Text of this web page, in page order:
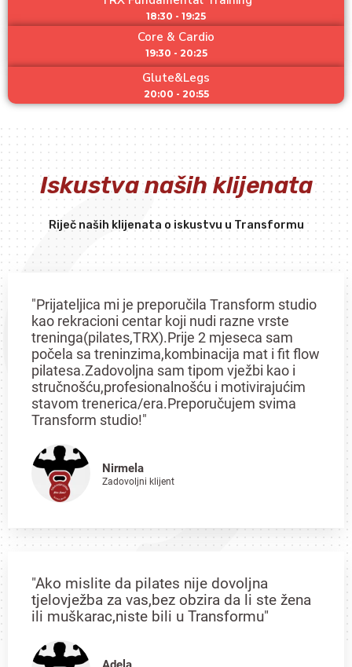
18:30 - 19:25
Core & Cardio
19:30 - 20:25
Glute&Legs
20:00 - 20:55
Iskustva naših klijenata
Riječ naših klijenata o iskustvu u Transformu
"Prijateljica mi je preporučila Transform studio
kao rekracioni centar koji nudi razne vrste
treninga(pilates,TRX).Prije 2 mjeseca sam
počela sa treninzima,kombinacija mat i fit flow
pilatesa.Zadovoljna sam tipom vježbi kao i
stručnošću,profesionalnošću i motivirajućim
stavom trenerica/era.Preporučujem svima
Transform studio!"
Nirmela
Zadovoljni klijent
"Ako mislite da pilates nije dovoljna
tjelovježba za vas,bez obzira da li ste žena
ili muškarac,niste bili u Transformu"